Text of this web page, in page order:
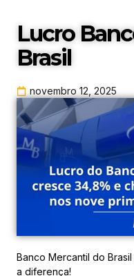
Lucro
Brasil
novembro 12, 2025
Banco Mercantil do
a diferença!